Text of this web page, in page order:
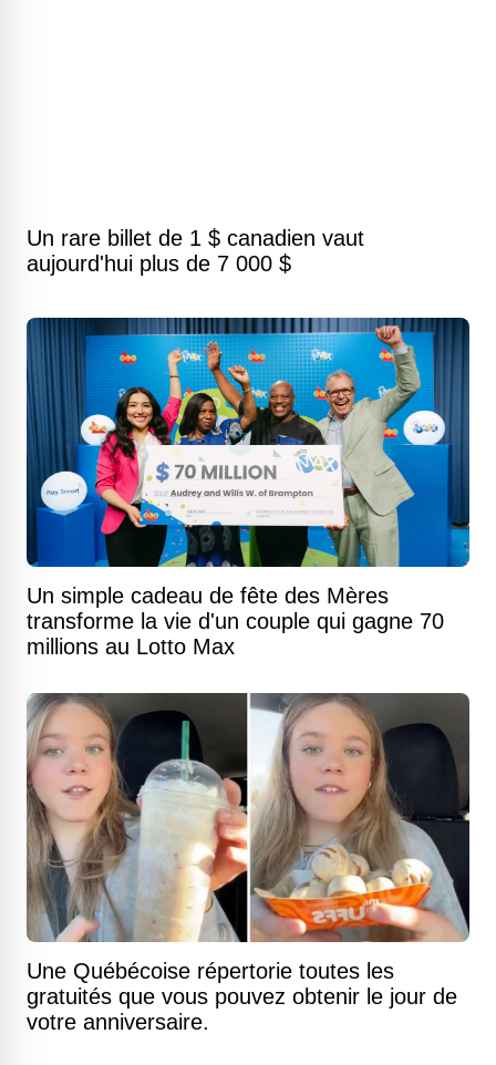
Un rare billet de 1 $ canadien vaut
aujourd'hui plus de 7 000 $
Un simple cadeau de fête des Mères
transforme la vie d'un couple qui gagne 70
millions au Lotto Max
Une Québécoise répertorie toutes les
gratuités que vous pouvez obtenir le jour de
votre anniversaire.